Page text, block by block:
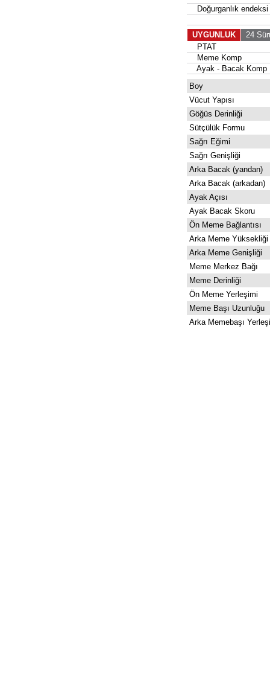
Doğurganlık endeksi
UYGUNLUK
24
PTAT
Meme Komp
Ayak - Bacak Komp
Boy
Vücut Yapısı
Göğüs Derinliği
Sütçülük Formu
Sağrı Eğimi
Sağrı Genişliği
Arka Bacak (yandan)
Arka Bacak (arkadan)
Ayak Açısı
Ayak Bacak Skoru
Ön Meme Bağlantısı
Arka Meme Yüksekliği
Arka Meme Genişliği
Meme Merkez Bağı
Meme Derinliği
Ön Meme Yerleşimi
Meme Başı Uzunluğu
Arka Memebaşı